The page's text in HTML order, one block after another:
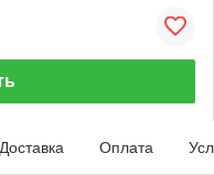
Доставка Оплата